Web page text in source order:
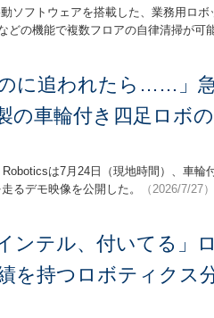
ソフトウェアを搭載した、業務用ロ
の機能で複数フロアの自律清掃が可能
のに追われたら……」
の車輪付き四足ロボ
は7月24日（現地時間）、車輪
るデモ映像を公開した。
（2026/7/27）
ンテル、付いてる」
を持つロボティクス